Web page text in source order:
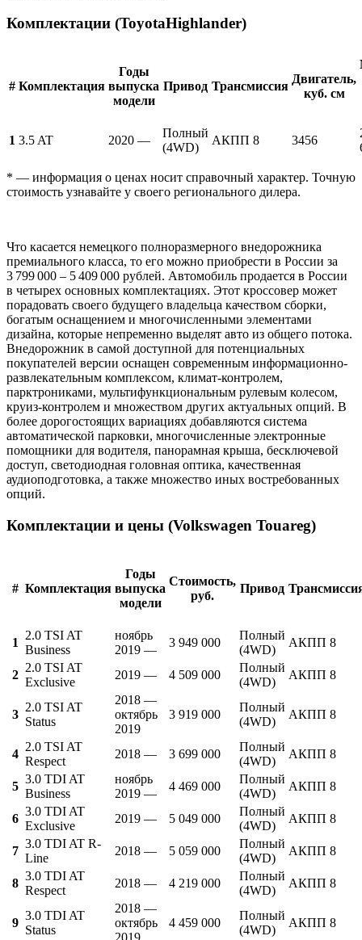
Комплектации (ToyotaHighlander)
# Комплектация
Годы
выпуска
модели
Привод Трансмиссия
Двигатель,
куб. см
1 3.5 AT 2020 —
Полный
(4WD)
АКПП 8 3456
* — информация о ценах носит справочный характер. Точную
стоимость узнавайте у своего регионального дилера.
Что касается немецкого полноразмерного внедорожника
премиального класса, то его можно приобрести в России за
3 799 000 – 5 409 000 рублей. Автомобиль продается в России
в четырех основных комплектациях. Этот кроссовер может
порадовать своего будущего владельца качеством сборки,
богатым оснащением и многочисленными элементами
дизайна, которые непременно выделят авто из общего потока.
Внедорожник в самой доступной для потенциальных
покупателей версии оснащен современным информационно-
развлекательным комплексом, климат-контролем,
парктрониками, мультифункциональным рулевым колесом,
круиз-контролем и множеством других актуальных опций. В
более дорогостоящих вариациях добавляются система
автоматической парковки, многочисленные электронные
помощники для водителя, панорамная крыша, бесключевой
доступ, светодиодная головная оптика, качественная
аудиоподготовка, а также множество иных востребованных
опций.
Комплектации и цены (Volkswagen Touareg)
# Комплектация
Годы
выпуска
модели
Стоимость,
руб.
Привод
1
2.0 TSI AT
Business
ноябрь
2019 —
3 949 000
Полный
(4WD)
АКПП 8
2
2.0 TSI AT
Exclusive
2019 — 4 509 000
Полный
(4WD)
АКПП 8
3
2.0 TSI AT
Status
2018 —
октябрь
2019
3 919 000
Полный
(4WD)
АКПП 8
4
2.0 TSI AT
Respect
2018 — 3 699 000
Полный
(4WD)
АКПП 8
5
3.0 TDI AT
Business
ноябрь
2019 —
4 469 000
Полный
(4WD)
АКПП 8
6
3.0 TDI AT
Exclusive
2019 — 5 049 000
Полный
(4WD)
АКПП 8
7
3.0 TDI AT R-
Line
2018 — 5 059 000
Полный
(4WD)
АКПП 8
8
3.0 TDI AT
Respect
2018 — 4 219 000
Полный
(4WD)
АКПП 8
9
3.0 TDI AT
Status
2018 —
октябрь
2019
4 459 000
Полный
(4WD)
АКПП 8